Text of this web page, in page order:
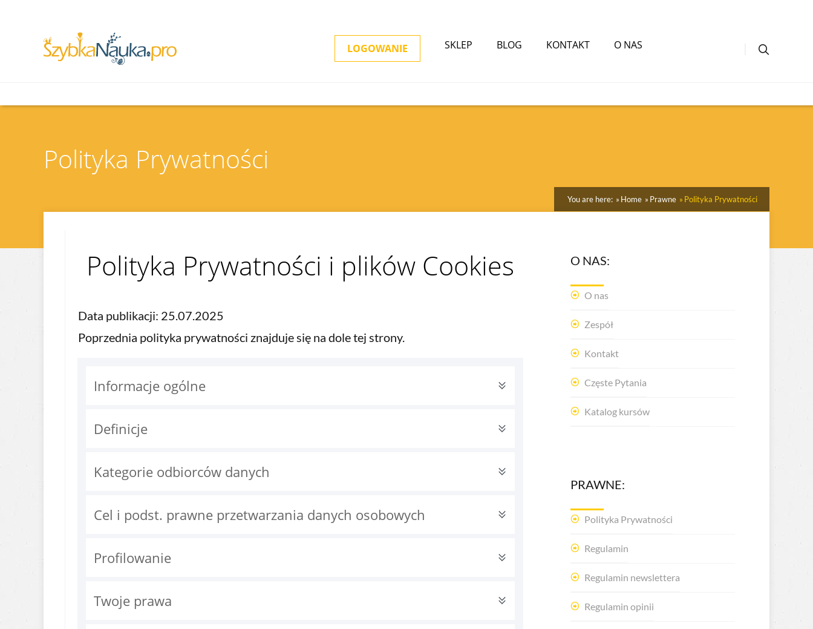
LOGOWANIE SKLEP BLOG KONTAKT O NAS
Polityka Prywatności
You are here: Home Prawne Polityka Prywatności
Polityka Prywatności i plików Cookies
Data publikacji: 25.07.2025
Poprzednia polityka prywatności znajduje się na dole tej strony.
Informacje ogólne
Definicje
Kategorie odbiorców danych
Cel i podst. prawne przetwarzania danych osobowych
Profilowanie
Twoje prawa
O NAS:
O nas
Zespół
Kontakt
Częste Pytania
Katalog kursów
PRAWNE:
Polityka Prywatności
Regulamin
Regulamin newslettera
Regulamin opinii